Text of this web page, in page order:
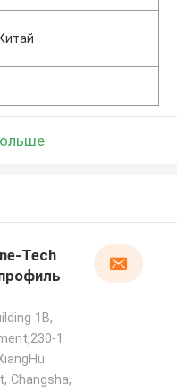
Tech
1B,
1
Changsha,